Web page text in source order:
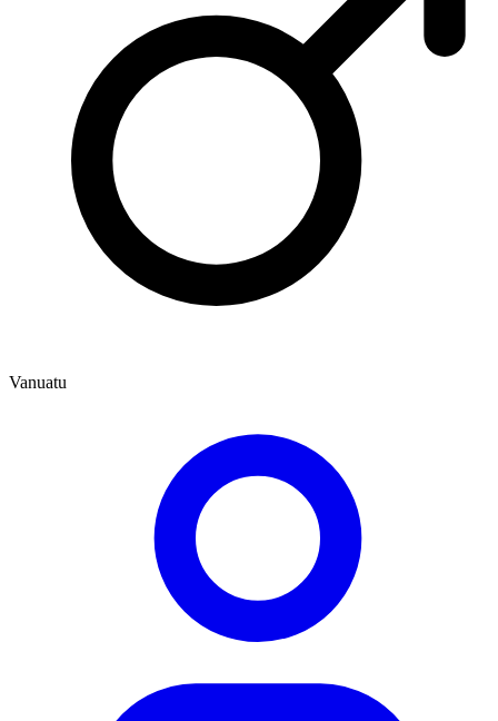
Vanuatu